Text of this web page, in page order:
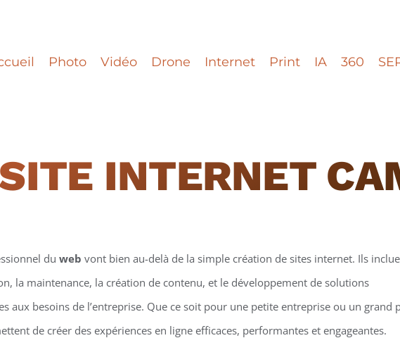
Photo Vidéo Drone Internet Print IA 360
INTERNET
du web vont bien au-delà de la simple création de sites internet. Ils
la maintenance, la création de contenu, et le développement de solutions
aux besoins de l’entreprise. Que ce soit pour une petite entreprise ou un grand
de créer des expériences en ligne efficaces, performantes et engageantes.